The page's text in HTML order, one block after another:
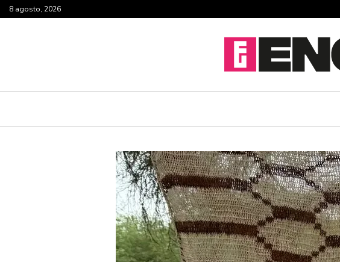
8 agosto, 2026